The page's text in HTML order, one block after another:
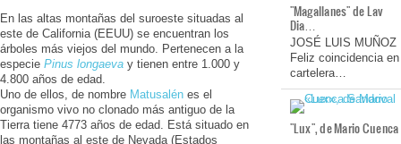
En las altas montañas del suroeste situadas al
este de California (EEUU) se encuentran los
árboles más viejos del mundo. Pertenecen a la
especie Pinus longaeva y tienen entre 1.000 y
4.800 años de edad.
Uno de ellos, de nombre Matusalén es el
organismo vivo no clonado más antiguo de la
Tierra tiene 4773 años de edad. Está situado en
las montañas al este de Nevada (Estados
"Magallanes" de Lav
Dia…
JOSÉ LUIS MUÑOZ
Feliz coincidencia en
cartelera…
"Lux", de Mario Cuenca